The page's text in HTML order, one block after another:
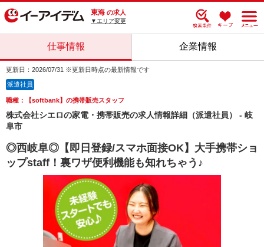
東海 の求人
▼エリア変更
仕事情報 企業情報
更新日：2026/07/31 ※更新日時点の最新情報です
派遣社員
職種：【softbank】の携帯販売スタッフ
株式会社シエロの家電・携帯販売の求人情報詳細（派遣社員） - 岐
阜市
◎西岐阜◎【即日登録/スマホ面接OK】大手携帯ショ
ップstaff！裏ワザ便利機能も知れちゃう♪